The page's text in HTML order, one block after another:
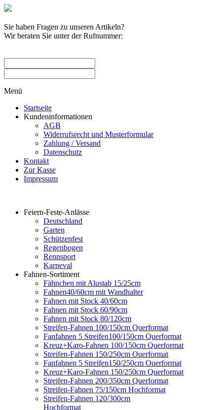
Sie haben Fragen zu unseren Artikeln?
Wir beraten Sie unter der Rufnummer:
Menü
Startseite
Kundeninformationen
AGB
Widerrufsrecht und Musterformular
Zahlung / Versand
Datenschutz
Kontakt
Zur Kasse
Impressum
Feiern-Feste-Anlässe
Deutschland
Garten
Schützenfest
Regenbogen
Rennsport
Karneval
Fahnen-Sortiment
Fähnchen mit Alustab 15/25cm
Fahnen40/60cm mit Wandhalter
Fahnen mit Stock 40/60cm
Fahnen mit Stock 60/90cm
Fahnen mit Stock 80/120cm
Streifen-Fahnen 100/150cm Querformat
Fanfahnen 5 Streifen100/150cm Querformat
Kreuz+Karo-Fahnen 100/150cm Querformat
Streifen-Fahnen 150/250cm Ouerformat
Fanfahnen 5 Streifen150/250cm Ouerformat
Kreuz+Karo-Fahnen 150/250cm Querformat
Streifen-Fahnen 200/350cm Querformat
Streifen-Fahnen 75/150cm Hochformat
Streifen-Fahnen 120/300cm
Hochformat